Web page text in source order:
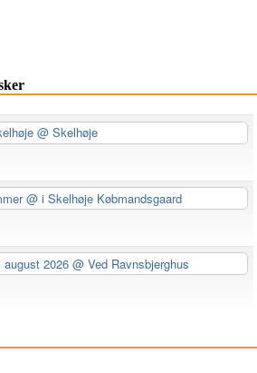
@ Skelhøje
@ i Skelhøje Købmandsgaard
august 2026 @ Ved Ravnsbjerghus